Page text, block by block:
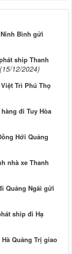
Bình gửi
ship Thanh
(15/12/2024)
Trì Phú Thọ
đi Tuy Hòa
Hới Quảng
nhà xe Thanh
Quảng Ngãi gửi
ship đi Hạ
Quảng Trị giao